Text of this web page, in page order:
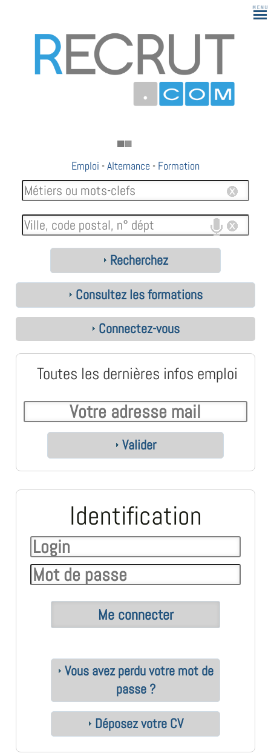
183
Emploi -Alternance - Formation
Recherchez
Consultez les formations
Connectez-vous
Toutes les dernières infos emploi
Valider
Identification
Vous avez perdu votre mot de
passe ?
Déposez votre CV